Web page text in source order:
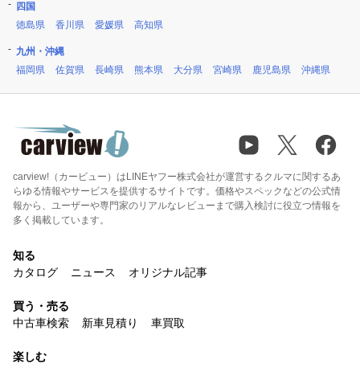
四国
徳島県
香川県 愛媛県 高知県
九州・沖縄
福岡県
佐賀県 長崎県 熊本県 大分県 宮崎県 鹿児島県 沖縄県
carview!（カービュー）はLINEヤフー株式会社が運営するクルマに関するあ
らゆる情報やサービスを提供するサイトです。価格やスペックなどの公式情
報から、ユーザーや専門家のリアルなレビューまで購入検討に役立つ情報を
多く掲載しています。
知る
カタログ
ニュース オリジナル記事
買う・売る
中古車検索
新車見積り 車買取
楽しむ